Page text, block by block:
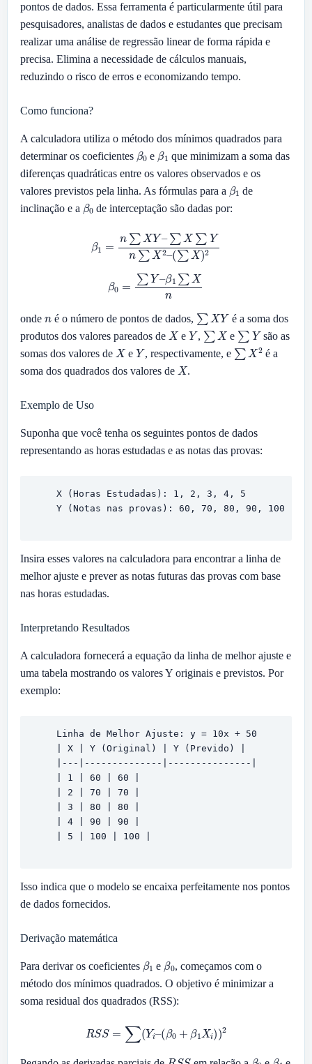
pontos de dados. Essa ferramenta é particularmente útil para
pesquisadores, analistas de dados e estudantes que precisam
realizar uma análise de regressão linear de forma rápida e
precisa. Elimina a necessidade de cálculos manuais,
reduzindo o risco de erros e economizando tempo.
Como funciona?
A calculadora utiliza o método dos mínimos quadrados para
determinar os coeficientes β0 e β1 que minimizam a soma das
diferenças quadráticas entre os valores observados e os
valores previstos pela linha. As fórmulas para a β1 de
inclinação e a β0 de interceptação são dadas por:
Y –∑ X∑Y n∑ X2–( ∑X
∑Y– 1 ∑Xn
onde é o número de pontos de dados, ∑XY
é a soma dos
produtos dos valores pareados de X eY, ∑X e ∑Y são as
somas dos valores de X eY, respectivamente, e ∑X2
é a
soma dos quadrados dos valores de X.
Exemplo de Uso
Suponha que você tenha os seguintes pontos de dados
representando as horas estudadas e as notas das provas:
    X (Horas Estudadas): 1, 2, 3, 4, 5
    Y (Notas nas provas): 60, 70, 80, 90, 100
Insira esses valores na calculadora para encontrar a linha de
melhor ajuste e prever as notas futuras das provas com base
nas horas estudadas.
Interpretando Resultados
A calculadora fornecerá a equação da linha de melhor ajuste e
uma tabela mostrando os valores Y originais e previstos. Por
exemplo:
    Linha de Melhor Ajuste: y = 10x + 50
    | X | Y (Original) | Y (Prevido) |
    |---|--------------|---------------|
    | 1 | 60 | 60 |
    | 2 | 70 | 70 |
    | 3 | 80 | 80 |
    | 4 | 90 | 90 |
    | 5 | 100 | 100 |
Isso indica que o modelo se encaixa perfeitamente nos pontos
de dados fornecidos.
Derivação matemática
Para derivar os coeficientes β1 e β0 , começamos com o
método dos mínimos quadrados. O objetivo é minimizar a
soma residual dos quadrados (RSS):
R S ∑(Y i–( 0+ X ))2
RSS β0 β1